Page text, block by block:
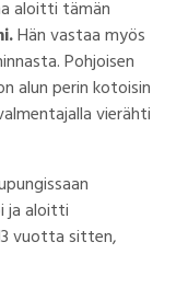
aloitti tämän
Hän vastaa myös
Pohjoisen
alun perin kotoisin
vierähti
ja aloitti
vuotta sitten,